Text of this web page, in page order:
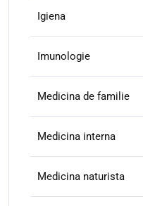
Igiena
Imunologie
Medicina de familie
Medicina interna
Medicina naturista